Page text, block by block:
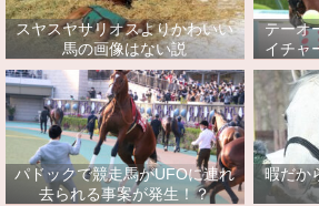
スヤスヤサリオスよりかわいい
馬の画像はない説
テーオ
イチャ
パドックで競走馬がUFOに連れ
去られる事案が発生！？
暇だか